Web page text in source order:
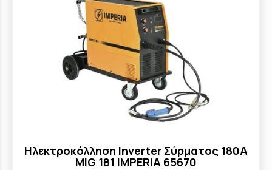
Ηλεκτροκόλληση Inverter Σύρματος 180A
MIG 181 IMPERIA 65670